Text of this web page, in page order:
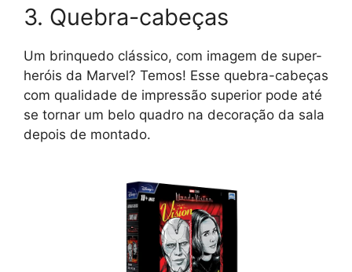
3. Quebra-cabeças
Um brinquedo clássico, com imagem de super-
heróis da Marvel? Temos! Esse quebra-cabeças
com qualidade de impressão superior pode até
se tornar um belo quadro na decoração da sala
depois de montado.